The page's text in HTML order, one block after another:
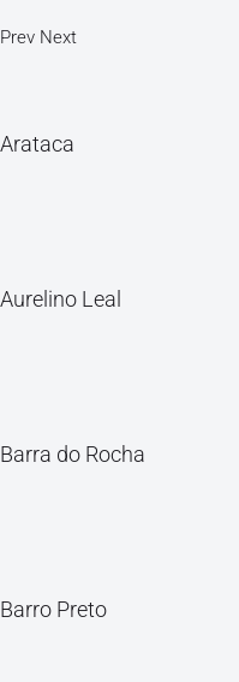
Prev Next
Arataca
Aurelino Leal
Barra do Rocha
Barro Preto